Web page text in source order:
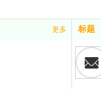
更多 标题